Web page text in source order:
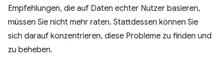
Empfehlungen, die auf Daten echter Nutzer basieren,
müssen Sie nicht mehr raten. Stattdessen können Sie
sich darauf konzentrieren, diese Probleme zu finden und
zu beheben.